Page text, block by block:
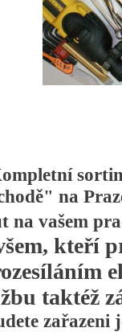
na
na vašem
kteří
taktéž
zařazeni